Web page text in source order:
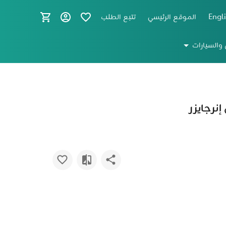
الموقع الرئيسي تتبع الطلب
والسيارات